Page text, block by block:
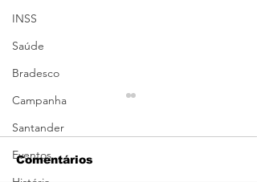
INSS
Saúde
Bradesco
Campanha
Santander
Eventos
Jornal Grito de
Alerta –
FEVEREIRO/2021
Comentários